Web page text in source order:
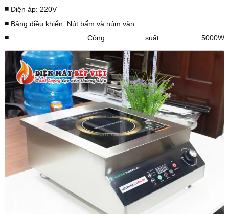
◾️ Điện áp: 220V
◾️ Bảng điều khiển: Nút bấm và núm vặn
◾️ Công suất: 5000W